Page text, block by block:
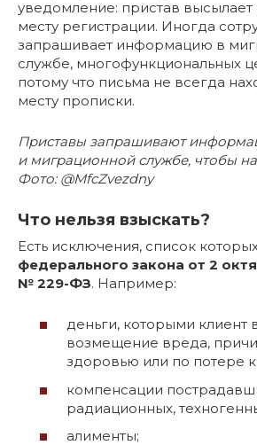
уведомление: пристав
месту регистрации. Иногда
запрашивает информацию в
службе, многофункциональных
потому что письма не всегда
месту прописки.
Приставы запрашивают
и миграционной службе, чтобы
Фото: @MfcZvezdny
Что нельзя взыскать?
Есть исключения, список
федерального закона от 2
№ 229-ФЗ. Например:
деньги, которыми клиент
возмещение вреда,
здоровью или по потере
компенсации
радиационных,
алименты;